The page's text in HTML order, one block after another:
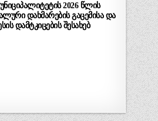
2026 წლის
დახმარების გაცემისა და
დამტკიცების შესახებ